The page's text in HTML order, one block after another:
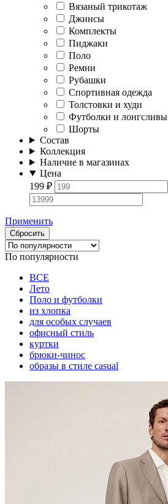
Вязаный трикотаж
Джинсы
Комплекты
Пиджаки
Поло
Ремни
Рубашки
Спортивная одежда
Толстовки и худи
Футболки и лонгсливы
Шорты
Состав
Коллекция
Наличие в магазинах
Цена
199 ₽
Применить
Сбросить
По популярности
ВСЕ
Лето
Поло и футболки
из хлопка
для особых случаев
офисный стиль
куртки
брюки-чинос
образы в стиле casual